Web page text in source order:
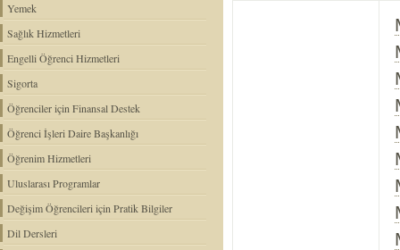
Yemek
Sağlık Hizmetleri
Engelli Öğrenci Hizmetleri
Sigorta
Öğrenciler için Finansal Destek
Öğrenci İşleri Daire Başkanlığı
Öğrenim Hizmetleri
Uluslarası Programlar
Değişim Öğrencileri için Pratik Bilgiler
Dil Dersleri